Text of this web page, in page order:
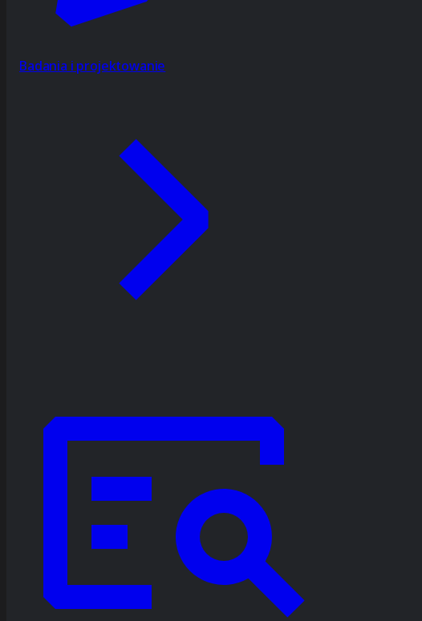
Badania i projektowanie